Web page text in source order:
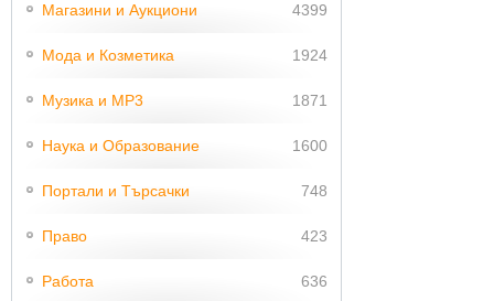
Магазини и Аукциони 4399
Мода и Козметика 1924
Музика и MP3 1871
Наука и Образование 1600
Портали и Търсачки 748
Право 423
Работа 636